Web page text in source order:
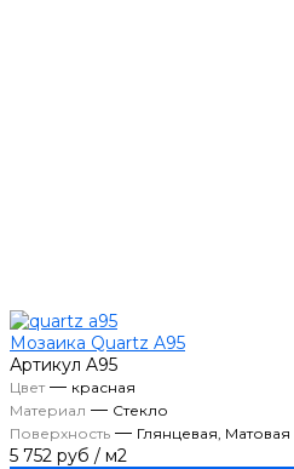
Мозаика Quartz A95
Артикул A95
Цвет— красная
Материал — Стекло
Поверхность — Глянцевая, Матовая
5 752 руб / м2